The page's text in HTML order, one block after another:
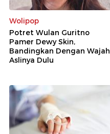
Wolipop
Potret Wulan Guritno
Pamer Dewy Skin,
Bandingkan Dengan Wajah
Aslinya Dulu